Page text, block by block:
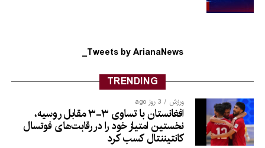
Tweets by ArianaNews_
TRENDING
ورزش 3 روز ago
افغانستان با تساوی ۳-۳ مقابل روسیه،
نخستین امتیاز خود را در رقابت‌های فوتسال
کانتیننتال کسب کرد